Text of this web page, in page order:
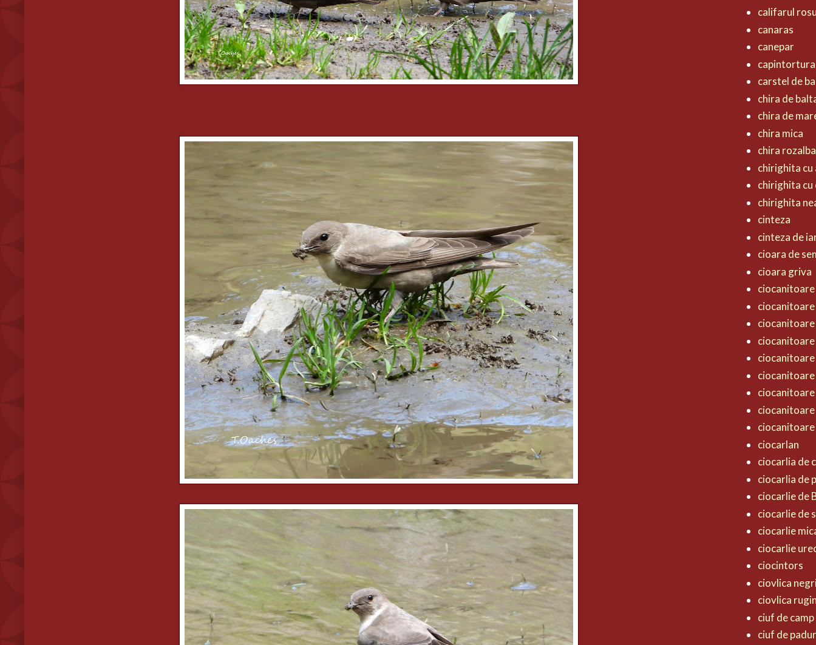
califarul
canaras
canepar
capintortura
carstel de
chira de
chira de
chira mica
chira rozalba
chirighita cu
chirighita cu
chirighita
cinteza
cinteza de
cioara de
cioara griva
ciocanitoare
ciocarlan
ciocarlia de
ciocarlia de
ciocarlie de
ciocarlie de
ciocarlie
ciocarlie
ciocintors
ciovlica
ciovlica
ciuf de camp
ciuf de